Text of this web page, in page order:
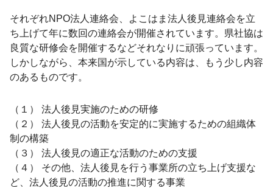
それぞれNPO法人連絡会、よこはま法人後見連絡会を立
ち上げて年に数回の連絡会が開催されています。県社協は
良質な研修会を開催するなどそれなりに頑張っています。
しかしながら、本来国が示している内容は、もう少し内容
のあるものです。
（１） 法人後見実施のための研修
（２） 法人後見の活動を安定的に実施するための組織体
制の構築
（３） 法人後見の適正な活動のための支援
（４） その他、法人後見を行う事業所の立ち上げ支援な
ど、法人後見の活動の推進に関する事業